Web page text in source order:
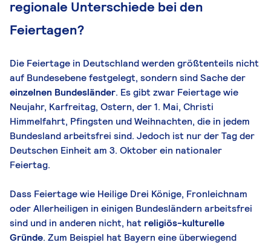
regionale Unterschiede bei den
Feiertagen?
Die Feiertage in Deutschland werden größtenteils nicht
auf Bundesebene festgelegt, sondern sind Sache der
einzelnen Bundesländer. Es gibt zwar Feiertage wie
Neujahr, Karfreitag, Ostern, der 1. Mai, Christi
Himmelfahrt, Pfingsten und Weihnachten, die in jedem
Bundesland arbeitsfrei sind. Jedoch ist nur der Tag der
Deutschen Einheit am 3. Oktober ein nationaler
Feiertag.
Dass Feiertage wie Heilige Drei Könige, Fronleichnam
oder Allerheiligen in einigen Bundesländern arbeitsfrei
sind und in anderen nicht, hat religiös-kulturelle
Gründe. Zum Beispiel hat Bayern eine überwiegend